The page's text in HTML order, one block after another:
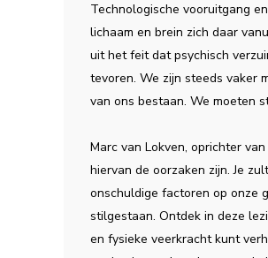
Technologische vooruitgang
lichaam en brein zich daar
uit het feit dat psychisch
tevoren. We zijn steeds vaker
van ons bestaan. We moeten
Marc van Lokven, oprichter
hiervan de oorzaken zijn. Je
onschuldige factoren op onze
stilgestaan. Ontdek in deze
en fysieke veerkracht kunt